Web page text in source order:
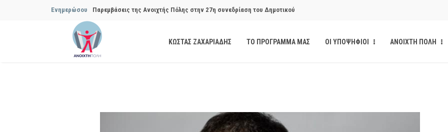
Ενημερώσου
Παρεμβάσεις της Ανοιχτής Πόλης στην 27η συνεδρίαση του Δημοτικού
Συμβουλίου του Δήμου…
Παρεμβάσεις της Ανοιχτής Πόλης στην 29η συνεδρίαση του Δημοτικού
Θεσμική θωράκιση των εγκύων αιρετών μετά από την παρέμβαση της Ανοιχτής
ΚΩΣΤΑΣ ΖΑΧΑΡΙΑΔΗΣ ΤΟ ΠΡΟΓΡΑΜΜΑ ΜΑΣ ΟΙ ΥΠΟΨΗΦΙΟΙ ΑΝΟΙΧΤΗ ΠΟΛΗ